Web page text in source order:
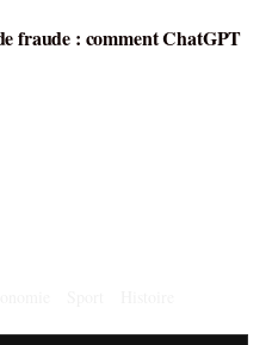
fraude : comment ChatGPT